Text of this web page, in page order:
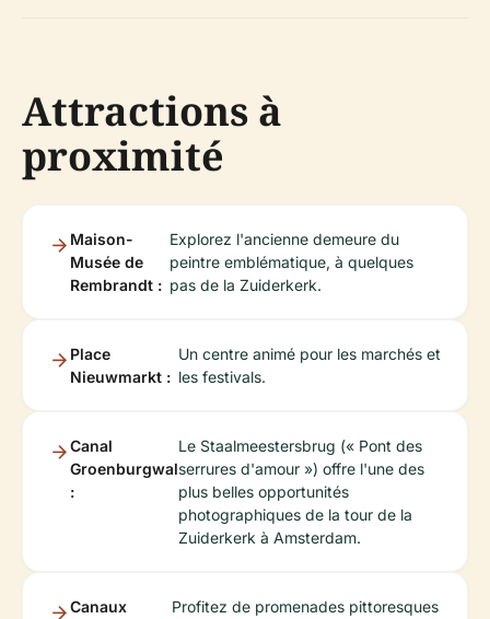
Attractions à
proximité
Maison-
Musée de
Rembrandt :
Explorez l'ancienne demeure du
peintre emblématique, à quelques
pas de la Zuiderkerk.
Place
Nieuwmarkt :
Un centre animé pour les marchés et
les festivals.
Canal
Groenburgwal
:
Le Staalmeestersbrug (« Pont des
serrures d'amour ») offre l'une des
plus belles opportunités
photographiques de la tour de la
Zuiderkerk à Amsterdam.
Canaux
Profitez de promenades pittoresques